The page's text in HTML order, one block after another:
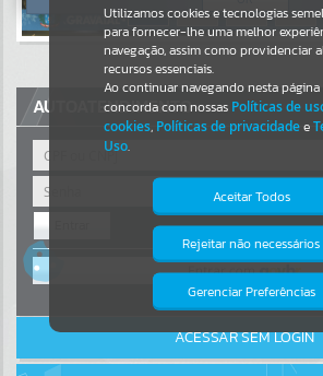
Por favor, aguarde...
NOTÍCIAS
Por favor, aguarde...
Por favor, aguarde...
Por favor, aguarde...
AUTOATENDIMENTO
OU
Cadastre-se|Recuperar Senha
ACESSAR SEM LOGIN
Utilizamos cookies e tecnologias
para fornecer-lhe uma melhor
navegação, assim como providenciar
recursos essenciais.
Ao continuar navegando nesta
concorda com nossas Políticas de
cookies, Políticas de privacidadee
Uso.
Aceitar Todos
Rejeitar não necessários
Gerenciar Preferências
Isto significa que diversos recursos
providenciados poderão não estar